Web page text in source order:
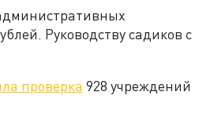
Руководству садиков с
проверка 928 учреждений